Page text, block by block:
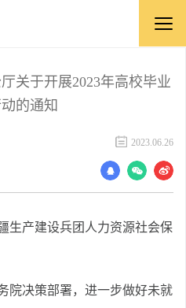
关于开展2023年高校毕业
的通知
2023.06.26
生产建设兵团人力资源社会保
院决策部署，进一步做好未就